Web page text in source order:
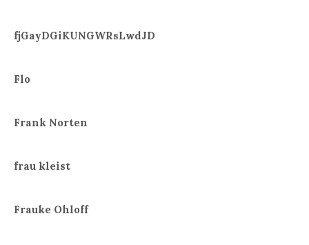
fjGayDGiKUNGWRsLwdJD
Flo
Frank Norten
frau kleist
Frauke Ohloff